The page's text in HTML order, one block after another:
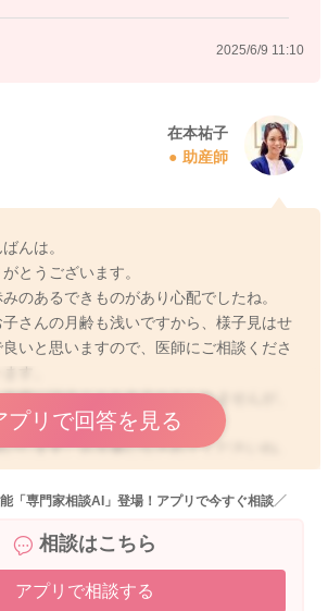
2025/6/9 11:10
在本祐子
助産師
んは。
とうございます。
のあるできものがあり心配でしたね。
さんの月齢も浅いですから、様子見はせ
いと思いますので、医師にご相談くださ
す。
自然に治ることもあるかもしれませんが、
ださった方がよいです。
いします。お大事になされてくださいね。
プリで回答を見る
「専門家相談AI」登場！アプリで今すぐ相談／
相談はこちら
アプリで相談する